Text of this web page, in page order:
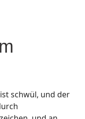
schwül, und der